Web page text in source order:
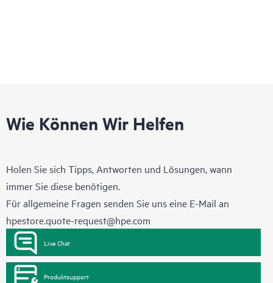
Wie Können Wir Helfen
Holen Sie sich Tipps, Antworten und Lösungen, wann
immer Sie diese benötigen.
Für allgemeine Fragen senden Sie uns eine E-Mail an
hpestore.quote-request@hpe.com
Live Chat
Produktsupport